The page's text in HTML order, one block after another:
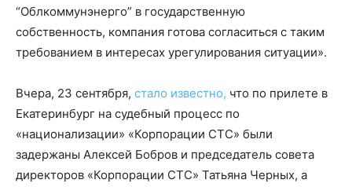
“Облкоммунэнерго” в государственную
собственность, компания готова согласиться с таким
требованием в интересах урегулирования ситуации».
Вчера, 23 сентября, стало известно, что по прилете в
Екатеринбург на судебный процесс по
«национализации» «Корпорации СТС» были
задержаны Алексей Бобров и председатель совета
директоров «Корпорации СТС» Татьяна Черных, а